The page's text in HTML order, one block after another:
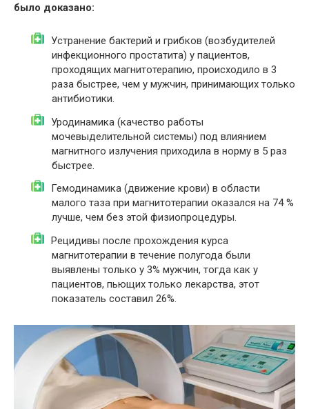
было доказано:
Устранение бактерий и грибков (возбудителей
инфекционного простатита) у пациентов,
проходящих магнитотерапию, происходило в 3
раза быстрее, чем у мужчин, принимающих только
антибиотики.
Уродинамика (качество работы
мочевыделительной системы) под влиянием
магнитного излучения приходила в норму в 5 раз
быстрее.
Гемодинамика (движение крови) в области
малого таза при магнитотерапии оказался на 74 %
лучше, чем без этой физиопроцедуры.
Рецидивы после прохождения курса
магнитотерапии в течение полугода были
выявлены только у 3% мужчин, тогда как у
пациентов, пьющих только лекарства, этот
показатель составил 26%.